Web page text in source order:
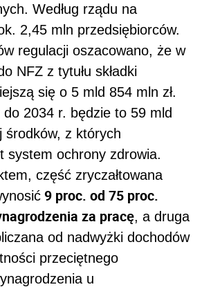
Według rządu na
2,45 mln przedsiębiorców.
regulacji oszacowano, że w
NFZ z tytułu składki
się o 5 mld 854 mln zł.
2034 r. będzie to 59 mld
środków, z których
system ochrony zdrowia.
część zryczałtowana
9 proc. od 75 proc.
za pracę, a druga
od nadwyżki dochodów
przeciętnego
u